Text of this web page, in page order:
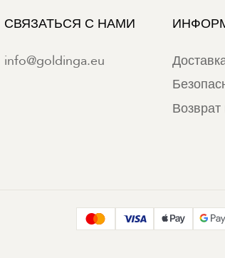
СВЯЗАТЬСЯ С НАМИ
info@goldinga.eu
Возврат